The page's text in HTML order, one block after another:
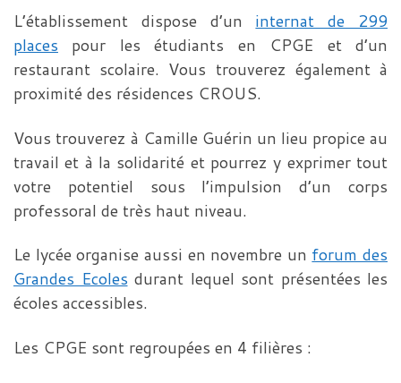
L’établissement dispose d’un internat de 299
places pour les étudiants en CPGE et d’un
restaurant scolaire. Vous trouverez également à
proximité des résidences CROUS.
Vous trouverez à Camille Guérin un lieu propice au
travail et à la solidarité et pourrez y exprimer tout
votre potentiel sous l’impulsion d’un corps
professoral de très haut niveau.
Le lycée organise aussi en novembre un forum des
Grandes Ecoles durant lequel sont présentées les
écoles accessibles.
Les CPGE sont regroupées en 4 filières :